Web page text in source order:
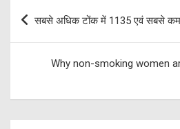
Post
navigation
सबसे अधिक टोंक में 1135 एवं सबसे
Why non-smoking women